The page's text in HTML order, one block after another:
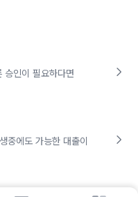
승인이 필요하다면
중에도 가능한 대출이